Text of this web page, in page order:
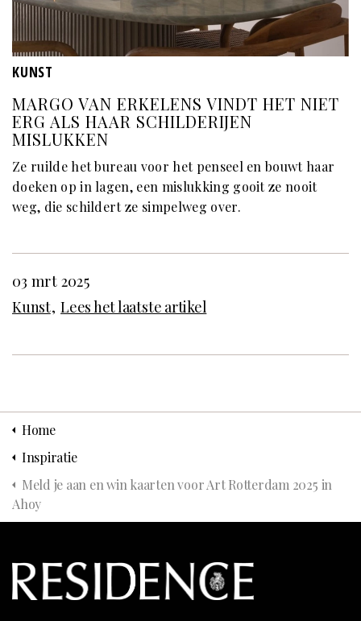
KUNST
MARGO VAN ERKELENS VINDT HET NIET
ERG ALS HAAR SCHILDERIJEN
MISLUKKEN
Ze ruilde het bureau voor het penseel en bouwt haar
doeken op in lagen, een mislukking gooit ze nooit
weg, die schildert ze simpelweg over.
03 mrt 2025
Kunst Lees het laatste artikel
Home
Inspiratie
Meld je aan en win kaarten voor Art Rotterdam 2025 in
Ahoy